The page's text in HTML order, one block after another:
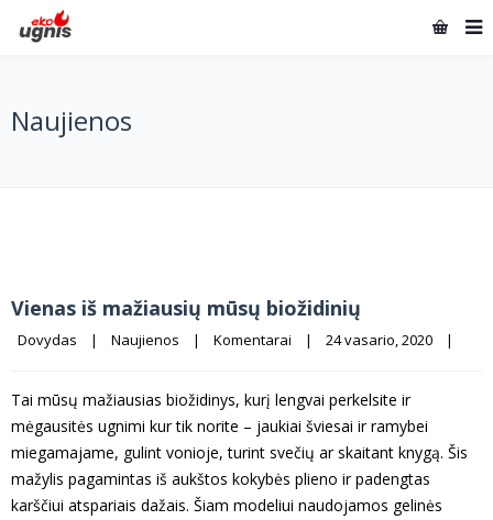
Naujienos
Vienas iš mažiausių mūsų biožidinių
Dovydas | Naujienos | Komentarai | 24 vasario, 2020 |
Tai mūsų mažiausias biožidinys, kurį lengvai perkelsite ir
mėgausitės ugnimi kur tik norite – jaukiai šviesai ir ramybei
miegamajame, gulint vonioje, turint svečių ar skaitant knygą. Šis
mažylis pagamintas iš aukštos kokybės plieno ir padengtas
karščiui atspariais dažais. Šiam modeliui naudojamos gelinės